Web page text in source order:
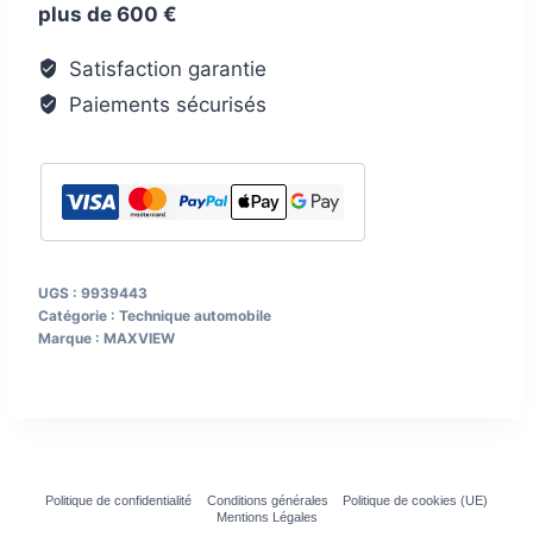
plus de 600 €
Satisfaction garantie
Paiements sécurisés
UGS : 9939443
Catégorie : Technique automobile
Marque : MAXVIEW
Politique de confidentialité Conditions générales
Politique de cookies (UE)
Mentions Légales